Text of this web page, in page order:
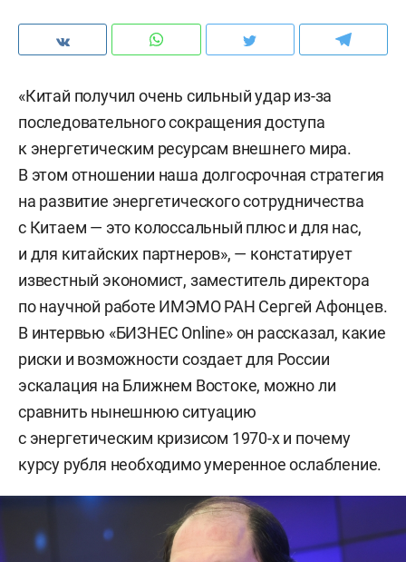
«Китай получил очень сильный удар из-за
последовательного сокращения доступа
к энергетическим ресурсам внешнего мира.
В этом отношении наша долгосрочная стратегия
на развитие энергетического сотрудничества
с Китаем — это колоссальный плюс и для нас,
и для китайских партнеров», — констатирует
известный экономист, заместитель директора
по научной работе ИМЭМО РАН Сергей Афонцев.
В интервью «БИЗНЕС Online» он рассказал, какие
риски и возможности создает для России
эскалация на Ближнем Востоке, можно ли
сравнить нынешнюю ситуацию
с энергетическим кризисом 1970-х и почему
курсу рубля необходимо умеренное ослабление.